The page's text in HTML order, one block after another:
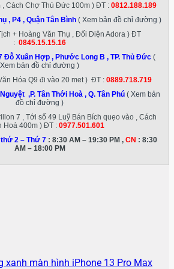
, Cách Chợ Thủ Đức 100m ) ĐT : 0812.188.189
, P4 , Quận Tân Bình ( Xem bản đồ chỉ đường )
+ Hoàng Văn Thụ , Đối Diện Adora ) ĐT
: 0845.15.15.16
Đỗ Xuân Hợp , Phước Long B , TP. Thủ Đức (
Xem bản đồ chỉ đường )
Hóa Q9 đi vào 20 met ) ĐT : 0889.718.719
,P. Tân Thới Hoà , Q. Tân Phú ( Xem bản
đồ chỉ đường )
7 , Tới số 49 Luỹ Bán Bích quẹo vào , Cách
Hoá 400m ) ĐT : 0977.501.601
2 – Thứ 7: 8:30 AM – 19:30 PM , CN : 8:30
AM – 18:00 PM
xanh màn hình iPhone 13 Pro Max